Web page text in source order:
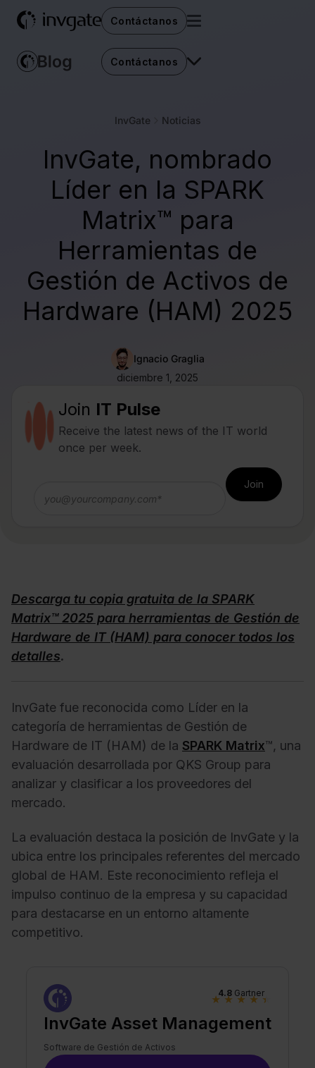
Contáctanos
Contáctanos
InvGate Noticias
InvGate, nombrado
Líder en la SPARK
Matrix™ para
Herramientas de
Gestión de Activos de
Hardware (HAM) 2025
Ignacio Graglia
diciembre 1, 2025
Join IT Pulse
Receive the latest news of the IT world
once per week.
Descarga tu copia gratuita de la SPARK
Matrix™ 2025 para herramientas de Gestión de
Hardware de IT (HAM) para conocer todos los
detalles.
InvGate fue reconocida como Líder en la
categoría de herramientas de Gestión de
Hardware de IT (HAM) de la SPARK Matrix™, una
evaluación desarrollada por QKS Group para
analizar y clasificar a los proveedores del
mercado.
La evaluación destaca la posición de InvGate y la
ubica entre los principales referentes del mercado
global de HAM. Este reconocimiento refleja el
impulso continuo de la empresa y su capacidad
para destacarse en un entorno altamente
competitivo.
InvGate Asset Management
Software de Gestión de Activos
4.8 Gartner
★ ★ ★ ★ ★